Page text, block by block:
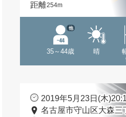
距離254m
35～44歳
他
晴
2019年5月23日(木
名古屋市守山区大森三